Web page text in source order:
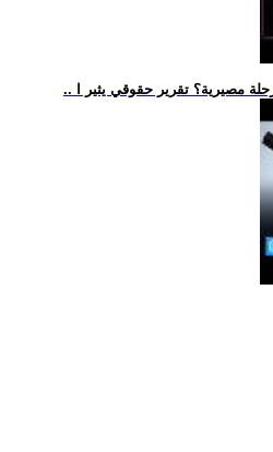
مصيرية؟ تقرير حقوقي يثير ا